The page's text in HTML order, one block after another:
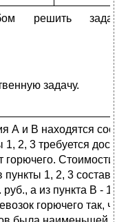
решить
задачу.
А и В находятся
2, 3 требуется
горючего.
пункты 1, 2, 3
а из пункта В -
горючего так,